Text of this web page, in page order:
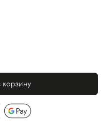
корзину